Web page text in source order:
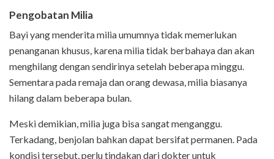
Pengobatan Milia
Bayi yang menderita milia umumnya tidak memerlukan
penanganan khusus, karena milia tidak berbahaya dan akan
menghilang dengan sendirinya setelah beberapa minggu.
Sementara pada remaja dan orang dewasa, milia biasanya
hilang dalam beberapa bulan.
Meski demikian, milia juga bisa sangat menganggu.
Terkadang, benjolan bahkan dapat bersifat permanen. Pada
kondisi tersebut, perlu tindakan dari dokter untuk